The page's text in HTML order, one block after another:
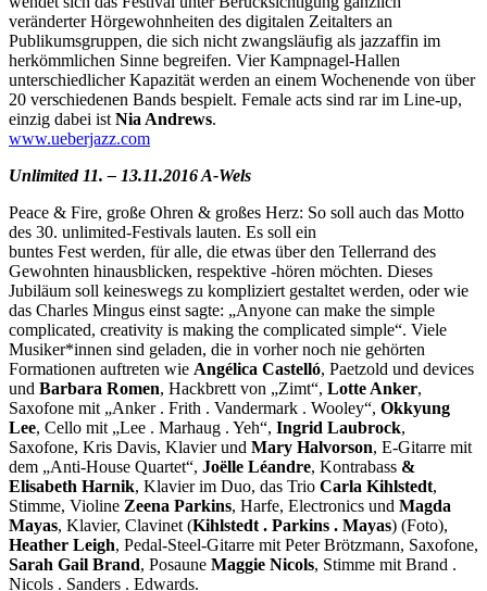
veränderter Hörgewohnheiten des digitalen Zeitalters an
Publikumsgruppen, die sich nicht zwangsläufig als jazzaffin im
herkömmlichen Sinne begreifen. Vier Kampnagel-Hallen
unterschiedlicher Kapazität werden an einem Wochenende von über
20 verschiedenen Bands bespielt. Female acts sind rar im Line-up,
einzig dabei ist Nia Andrews.
www.ueberjazz.com
Unlimited 11. – 13.11.2016 A-Wels
Peace & Fire, große Ohren & großes Herz: So soll auch das Motto
des 30. unlimited-Festivals lauten. Es soll ein
buntes Fest werden, für alle, die etwas über den Tellerrand des
Gewohnten hinausblicken, respektive -hören möchten. Dieses
Jubiläum soll keineswegs zu kompliziert gestaltet werden, oder wie
das Charles Mingus einst sagte: „Anyone can make the simple
complicated, creativity is making the complicated simple“. Viele
Musiker*innen sind geladen, die in vorher noch nie gehörten
Formationen auftreten wie Angélica Castelló, Paetzold und devices
und Barbara Romen, Hackbrett von „Zimt“, Lotte Anker,
Saxofone mit „Anker . Frith . Vandermark . Wooley“, Okkyung
Lee, Cello mit „Lee . Marhaug . Yeh“, Ingrid Laubrock,
Saxofone, Kris Davis, Klavier und Mary Halvorson, E-Gitarre mit
dem „Anti-House Quartet“, Joëlle Léandre, Kontrabass &
Elisabeth Harnik, Klavier im Duo, das Trio Carla Kihlstedt,
Stimme, Violine Zeena Parkins, Harfe, Electronics und Magda
Mayas, Klavier, Clavinet (Kihlstedt . Parkins . Mayas) (Foto),
Heather Leigh, Pedal-Steel-Gitarre mit Peter Brötzmann, Saxofone,
Sarah Gail Brand, Posaune Maggie Nicols, Stimme mit Brand .
Nicols . Sanders . Edwards.